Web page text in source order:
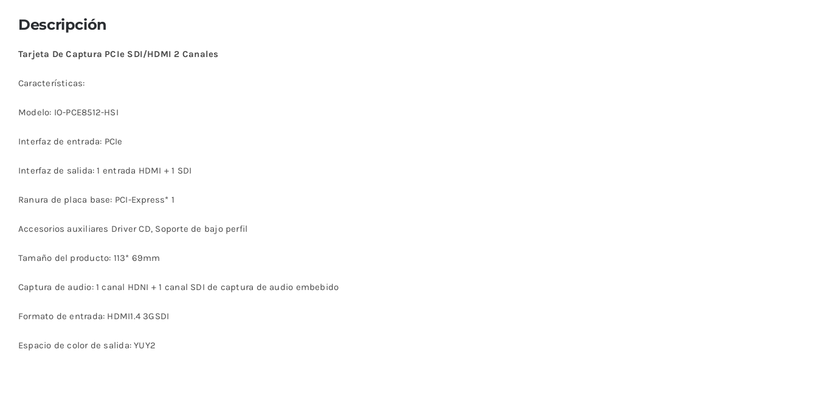
Descripción
Tarjeta De Captura PCIe SDI/HDMI 2 Canales
Características:
Modelo: IO-PCE8512-HSI
Interfaz de entrada: PCIe
Interfaz de salida: 1 entrada HDMI + 1 SDI
Ranura de placa base: PCI-Express* 1
Accesorios auxiliares Driver CD, Soporte de bajo perfil
Tamaño del producto: 113* 69mm
Captura de audio: 1 canal HDNI + 1 canal SDI de captura de audio embebido
Formato de entrada: HDMI1.4 3GSDI
Espacio de color de salida: YUY2